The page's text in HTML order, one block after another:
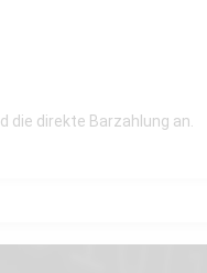
die direkte Barzahlung an.